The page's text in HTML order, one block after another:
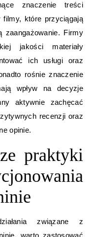
znaczenie treści
które przyciągają
zaangażowanie. Firmy
jakości materiały
ich usługi oraz
rośnie znaczenie
wpływ na decyzje
aktywnie zachęcać
recenzji oraz
opinie.
praktyki
związane z
warto zastosować